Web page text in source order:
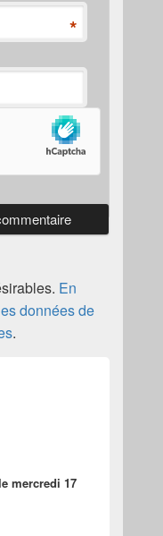
*
En
données de
.
mercredi 17